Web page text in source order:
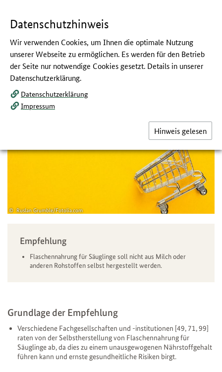
und
Service
Flaschennahrung nicht selbst
herstellen
Ernährung und Bewegung von Säuglingen
und stillenden Frauen -
Handlungsempfehlungen
Ruslan Grumble/Fotolia.com
Empfehlung
Flaschennahrung für Säuglinge soll nicht aus Milch oder
anderen Rohstoffen selbst hergestellt werden.
Grundlage der Empfehlung
Verschiedene Fachgesellschaften und -institutionen [49, 71, 99]
raten von der Selbstherstellung von Flaschennahrung für
Säuglinge ab, da dies zu einem unausgewogenen Nährstoffgehalt
führen kann und ernste gesundheitliche Risiken birgt.
Datenschutzhinweis
Wir verwenden Cookies, um Ihnen die optimale Nutzung
unserer Webseite zu ermöglichen. Es werden für den Betrieb
der Seite nur notwendige Cookies gesetzt. Details in unserer
Datenschutzerklärung.
Datenschutzerklärung
Impressum
Hinweis gelesen